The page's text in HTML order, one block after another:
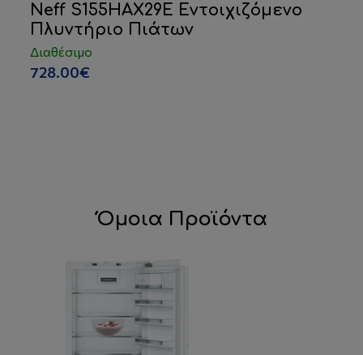
Neff S155HAX29E Εντοιχιζόμενο
Πλυντήριο Πιάτων
Διαθέσιμο
728.00€
Όμοια Προϊόντα